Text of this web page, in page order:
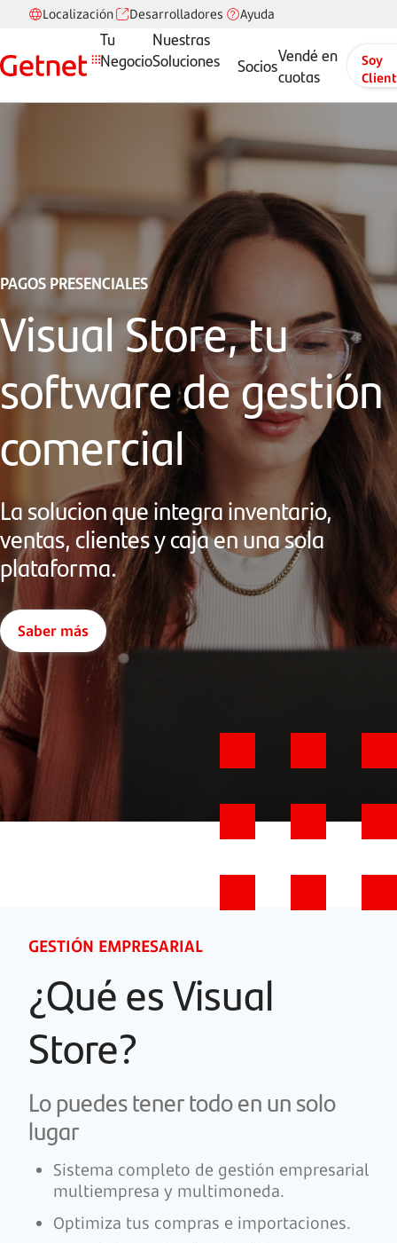
Tu
Negocio
Nuestras
Soluciones
SociosVendé en
cuotas
Localización Desarrolladores Ayuda
Soy
PAGOS PRESENCIALES
Visual Store, tu
software de gestión
comercial
La solucion que integra inventario,
ventas, clientes y caja en una sola
plataforma.
Saber más
GESTIÓN EMPRESARIAL
¿Qué es Visual
Store?
Lo puedes tener todo en un solo
lugar
Sistema completo de gestión empresarial
multiempresa y multimoneda.
Optimiza tus compras e importaciones.